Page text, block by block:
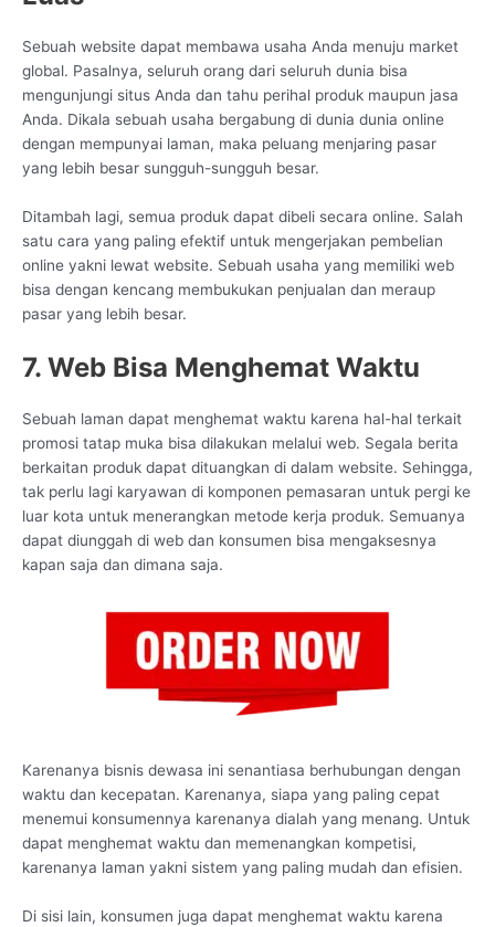
Sebuah website dapat membawa usaha Anda menuju market
global. Pasalnya, seluruh orang dari seluruh dunia bisa
mengunjungi situs Anda dan tahu perihal produk maupun jasa
Anda. Dikala sebuah usaha bergabung di dunia dunia online
dengan mempunyai laman, maka peluang menjaring pasar
yang lebih besar sungguh-sungguh besar.
Ditambah lagi, semua produk dapat dibeli secara online. Salah
satu cara yang paling efektif untuk mengerjakan pembelian
online yakni lewat website. Sebuah usaha yang memiliki web
bisa dengan kencang membukukan penjualan dan meraup
pasar yang lebih besar.
7. Web Bisa Menghemat Waktu
Sebuah laman dapat menghemat waktu karena hal-hal terkait
promosi tatap muka bisa dilakukan melalui web. Segala berita
berkaitan produk dapat dituangkan di dalam website. Sehingga,
tak perlu lagi karyawan di komponen pemasaran untuk pergi ke
luar kota untuk menerangkan metode kerja produk. Semuanya
dapat diunggah di web dan konsumen bisa mengaksesnya
kapan saja dan dimana saja.
Karenanya bisnis dewasa ini senantiasa berhubungan dengan
waktu dan kecepatan. Karenanya, siapa yang paling cepat
menemui konsumennya karenanya dialah yang menang. Untuk
dapat menghemat waktu dan memenangkan kompetisi,
karenanya laman yakni sistem yang paling mudah dan efisien.
Di sisi lain, konsumen juga dapat menghemat waktu karena